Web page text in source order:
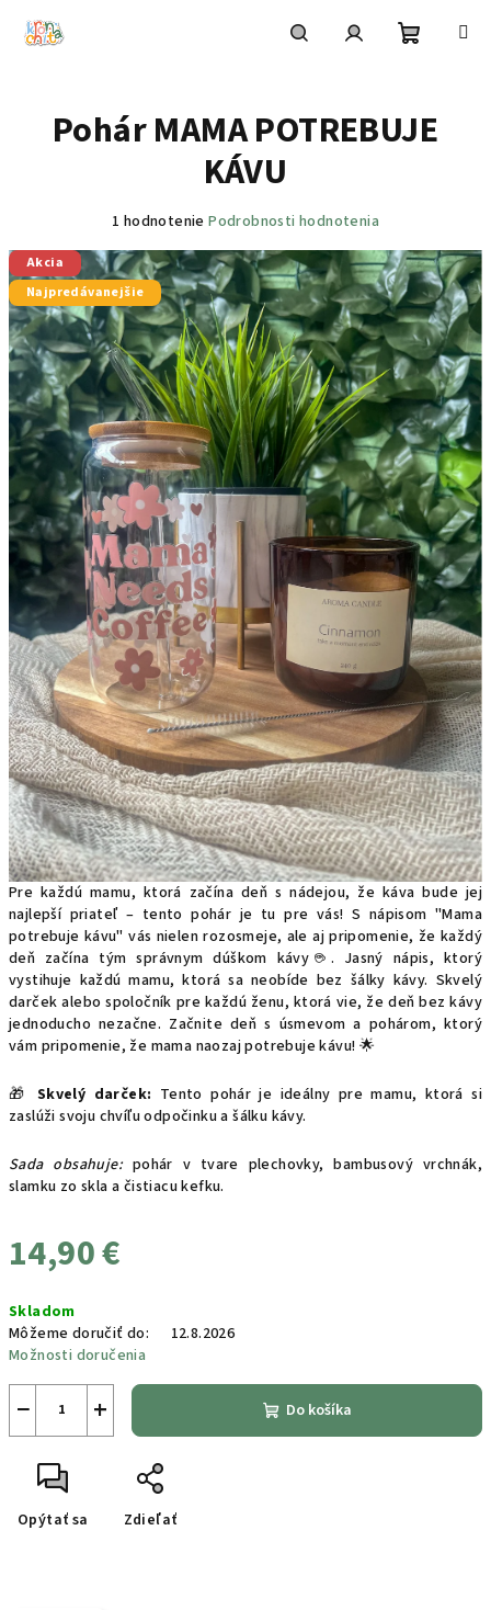
košík
Pre každú mamu, ktorá začína deň s nádejou, že káva bude jej
najlepší priateľ – tento pohár je tu pre vás! S nápisom "Mama
potrebuje kávu" vás nielen rozosmeje, ale aj pripomenie, že každý
deň začína tým správnym dúškom kávy☕. Jasný nápis, ktorý
vystihuje každú mamu, ktorá sa neobíde bez šálky kávy. Skvelý
darček alebo spoločník pre každú ženu, ktorá vie, že deň bez kávy
jednoducho nezačne. Začnite deň s úsmevom a pohárom, ktorý
vám pripomenie, že mama naozaj potrebuje kávu! 🌟
🎁 Skvelý darček: Tento pohár je ideálny pre mamu, ktorá si
zaslúži svoju chvíľu odpočinku a šálku kávy.
Sada obsahuje: pohár v tvare plechovky, bambusový vrchnák,
slamku zo skla a čistiacu kefku.
14,90 €
cena:
Skladom
Môžeme doručiť do:
12.8.2026
Možnosti doručenia
+
− Do košíka
Opýtať sa Zdieľať
Pohár MAMA POTREBUJE
KÁVU
Priemerné
produktu
je
5,0
z
5
hviezdičiek.
1 hodnotenie Podrobnosti hodnotenia
Akcia
Najpredávanejšie